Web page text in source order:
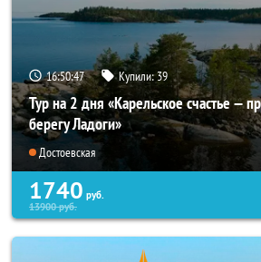
16:50:44 Купили:39
Тур на 2 дня «Карельское счастье —
берегу Ладоги»
Достоевская
1740 руб.
13900руб.